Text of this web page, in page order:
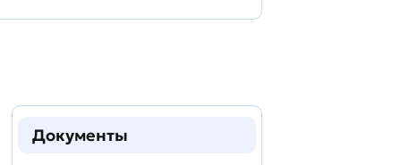
Документы